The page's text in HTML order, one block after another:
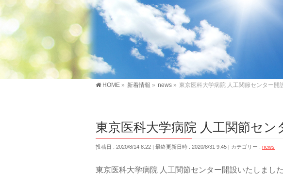
HOME » 新着情報 » news » 東京医科大学病院 人工関節センター開
東京医科大学病院 人工関節セン
投稿日 : 2020/8/14 8:22 最終更新日時 : 2020/8/31 9:45 カテゴリー : news
東京医科大学病院 人工関節センター開設いたしました